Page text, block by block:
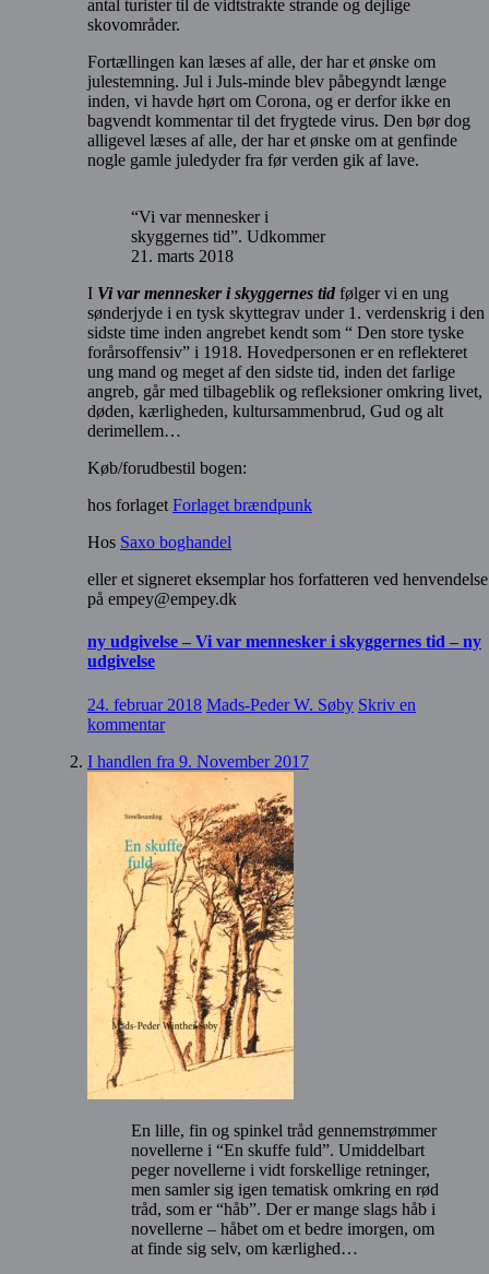
antal turister til de vidtstrakte strande og dejlige
skovområder.
Fortællingen kan læses af alle, der har et ønske om
julestemning. Jul i Juls-minde blev påbegyndt længe
inden, vi havde hørt om Corona, og er derfor ikke en
bagvendt kommentar til det frygtede virus. Den bør dog
alligevel læses af alle, der har et ønske om at genfinde
nogle gamle juledyder fra før verden gik af lave.
“Vi var mennesker i
skyggernes tid”. Udkommer
21. marts 2018
I Vi var mennesker i skyggernes tid følger vi en ung
sønderjyde i en tysk skyttegrav under 1. verdenskrig i den
sidste time inden angrebet kendt som “ Den store tyske
forårsoffensiv” i 1918. Hovedpersonen er en reflekteret
ung mand og meget af den sidste tid, inden det farlige
angreb, går med tilbageblik og refleksioner omkring livet,
døden, kærligheden, kultursammenbrud, Gud og alt
derimellem…
Køb/forudbestil bogen:
hos forlaget Forlaget brændpunk
Hos Saxo boghandel
eller et signeret eksemplar hos forfatteren ved henvendelse
på empey@empey.dk
ny udgivelse – Vi var mennesker i skyggernes tid – ny
udgivelse
24. februar 2018 Mads-Peder W. Søby Skriv en
kommentar
I handlen fra 9. November 2017
En lille, fin og spinkel tråd gennemstrømmer
novellerne i “En skuffe fuld”. Umiddelbart
peger novellerne i vidt forskellige retninger,
men samler sig igen tematisk omkring en rød
tråd, som er “håb”. Der er mange slags håb i
novellerne – håbet om et bedre imorgen, om
at finde sig selv, om kærlighed…